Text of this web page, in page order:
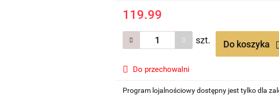
119.99
szt. Do koszyka
Do przechowalni
Program lojalnościowy dostępny jest tylko dla